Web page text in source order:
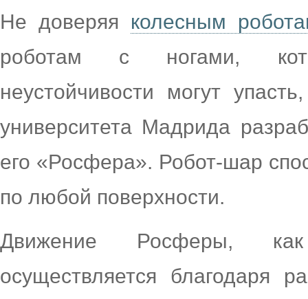
Не доверяя колесным
роботам с ногами,
неустойчивости могут
университета Мадрида
его «Росфера». Робот-шар
по любой поверхности.
Движение Росферы, как
осуществляется благодаря